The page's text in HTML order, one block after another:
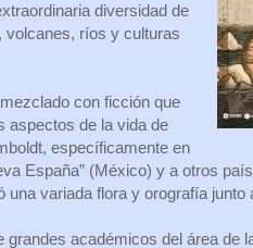
diversidad de
volcanes, ríos y culturas
con ficción que
aspectos de la vida de
específicamente en
España” (México) y a otros
una variada flora y orografía junto
grandes académicos del área de